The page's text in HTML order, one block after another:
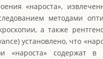
«нароста»,
методами
а также
установлено, что
«нароста» содержат в